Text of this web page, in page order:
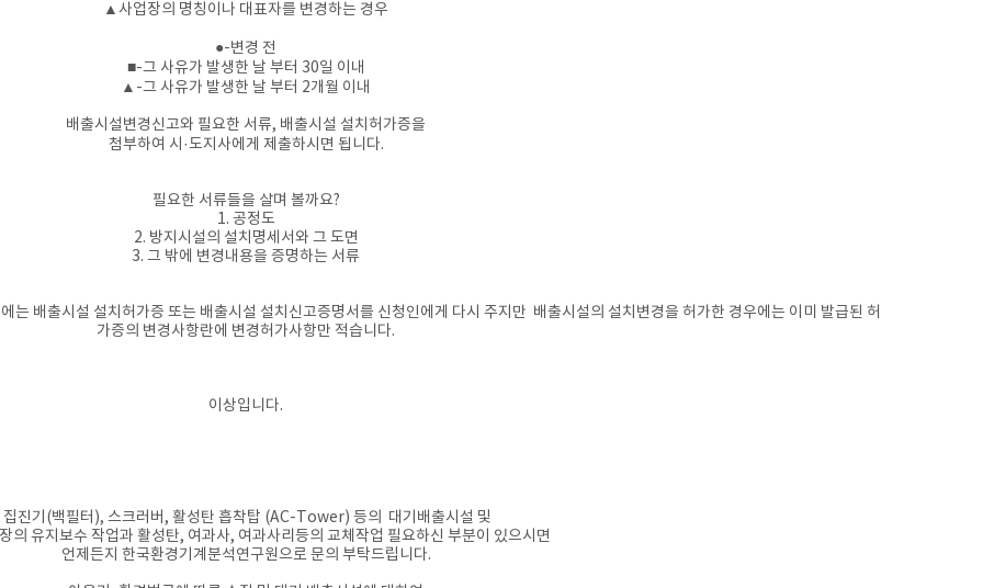
▲사업장의 명칭이나 대표자를 변경하는 경우
●-변경 전
■-그 사유가 발생한 날 부터 30일 이내
▲-그 사유가 발생한 날 부터 2개월 이내
배출시설변경신고와 필요한 서류, 배출시설 설치허가증을
첨부하여 시·도지사에게 제출하시면 됩니다.
필요한 서류들을 살며 볼까요?
1. 공정도
2. 방지시설의 설치명세서와 그 도면
3. 그 밖에 변경내용을 증명하는 서류
는 배출시설 설치허가증 또는 배출시설 설치신고증명서를 신청인에게 다시 주지만 배출시설의 설치변경을 허가한 경우에는 이미 발급된 허
가증의 변경사항란에 변경허가사항만 적습니다.
​이상입니다.
집진기(백필터), 스크러버, 활성탄 흡착탑 (AC-Tower) 등의 대기배출시설 및
의 유지보수 작업과 활성탄, 여과사, 여과사리등의 교체작업 필요하신 부분이 있으시면
언제든지 한국환경기계분석연구원으로 문의 부탁드립니다.